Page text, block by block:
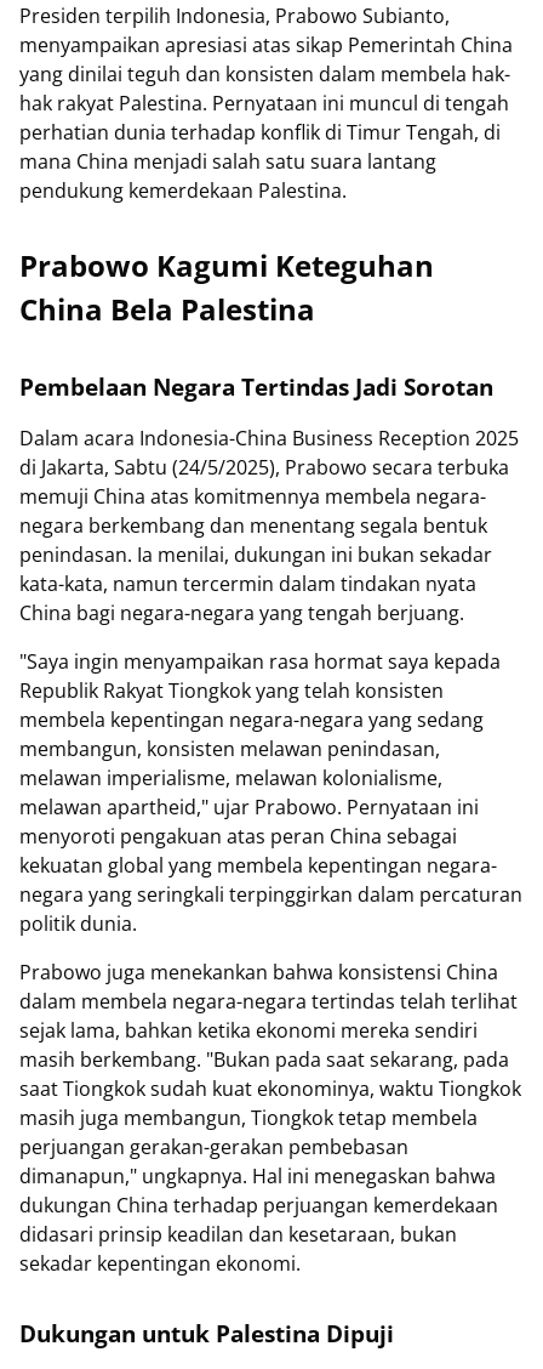
Presiden terpilih Indonesia, Prabowo Subianto,
menyampaikan apresiasi atas sikap Pemerintah China
yang dinilai teguh dan konsisten dalam membela hak-
hak rakyat Palestina. Pernyataan ini muncul di tengah
perhatian dunia terhadap konflik di Timur Tengah, di
mana China menjadi salah satu suara lantang
pendukung kemerdekaan Palestina.
Prabowo Kagumi Keteguhan
China Bela Palestina
Pembelaan Negara Tertindas Jadi Sorotan
Dalam acara Indonesia-China Business Reception 2025
di Jakarta, Sabtu (24/5/2025), Prabowo secara terbuka
memuji China atas komitmennya membela negara-
negara berkembang dan menentang segala bentuk
penindasan. Ia menilai, dukungan ini bukan sekadar
kata-kata, namun tercermin dalam tindakan nyata
China bagi negara-negara yang tengah berjuang.
"Saya ingin menyampaikan rasa hormat saya kepada
Republik Rakyat Tiongkok yang telah konsisten
membela kepentingan negara-negara yang sedang
membangun, konsisten melawan penindasan,
melawan imperialisme, melawan kolonialisme,
melawan apartheid," ujar Prabowo. Pernyataan ini
menyoroti pengakuan atas peran China sebagai
kekuatan global yang membela kepentingan negara-
negara yang seringkali terpinggirkan dalam percaturan
politik dunia.
Prabowo juga menekankan bahwa konsistensi China
dalam membela negara-negara tertindas telah terlihat
sejak lama, bahkan ketika ekonomi mereka sendiri
masih berkembang. "Bukan pada saat sekarang, pada
saat Tiongkok sudah kuat ekonominya, waktu Tiongkok
masih juga membangun, Tiongkok tetap membela
perjuangan gerakan-gerakan pembebasan
dimanapun," ungkapnya. Hal ini menegaskan bahwa
dukungan China terhadap perjuangan kemerdekaan
didasari prinsip keadilan dan kesetaraan, bukan
sekadar kepentingan ekonomi.
Dukungan untuk Palestina Dipuji